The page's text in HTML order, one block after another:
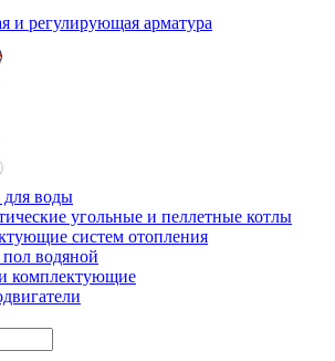
и регулирующая арматура
воды
угольные и пеллетные котлы
систем отопления
водяной
комплектующие